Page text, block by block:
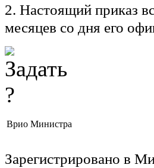
2. Настоящий приказ
месяцев со дня его
Врио Министра
Зарегистрировано в